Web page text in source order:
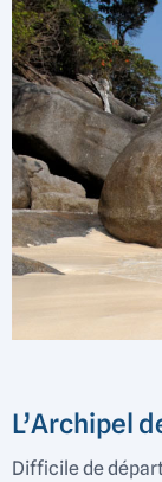
L’Archipel
Difficile de